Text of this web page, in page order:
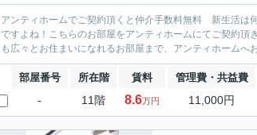
アンティホームでご契約頂くと仲介手数料無料 新生活は
ですよね！こちらのお部屋をアンティホームにてご契約
も広々とお住まいになれるお部屋まで、アンティホームへ
部屋番号 所在階 賃料 管理費・共益費
- 11階 8.6万円 11,000円